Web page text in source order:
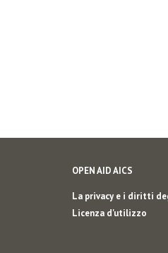
OPEN AID AICS
La privacy e i diritti
Licenza d'utilizzo